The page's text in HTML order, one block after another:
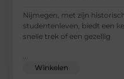
Nijmegen, met zijn
studentenleven, biedt een
snelle trek of een gezellig
Winkelen